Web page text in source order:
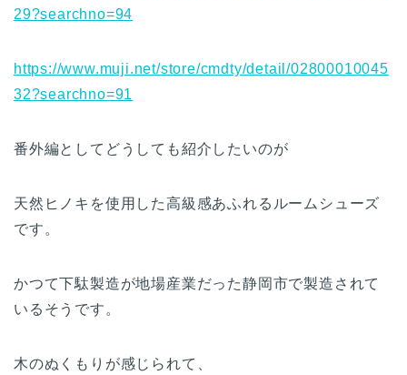
29?searchno=94
https://www.muji.net/store/cmdty/detail/02800010045
32?searchno=91
番外編としてどうしても紹介したいのが
天然ヒノキを使用した高級感あふれるルームシューズ
です。
かつて下駄製造が地場産業だった静岡市で製造されて
いるそうです。
木のぬくもりが感じられて、